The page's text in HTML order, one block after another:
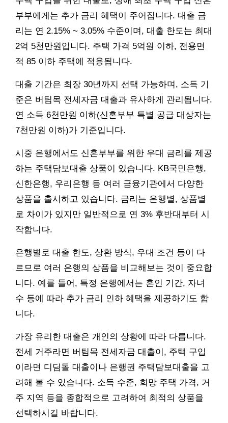
부부에게는 추가 금리 혜택이 주어집니다. 대출 금
리는 연 2.15% ~ 3.05% 수준이며, 대출 한도는 최대
2억 5천만원입니다. 주택 가격 5억원 이하, 전용면
적 85 이하 주택에 적용됩니다.
대출 기간은 최장 30년까지 선택 가능하며, 소득 기
준은 버팀목 전세자금 대출과 유사하게 관리됩니다.
연 소득 6천만원 이하(신혼부부 특별 공급 대상자는
7천만원 이하)가 기준입니다.
시중 은행에서도 신혼부부를 위한 우대 금리를 제공
하는 주택담보대출 상품이 있습니다. KB국민은행,
신한은행, 우리은행 등 여러 금융기관에서 다양한
상품을 출시하고 있습니다. 금리는 은행별, 상품별
로 차이가 있지만 일반적으로 연 3% 후반대부터 시
작합니다.
은행별로 대출 한도, 상환 방식, 우대 조건 등이 다
르므로 여러 은행의 상품을 비교해보는 것이 중요합
니다. 예를 들어, 특정 은행에서는 혼인 기간, 자녀
수 등에 따라 추가 금리 인하 혜택을 제공하기도 합
니다.
가장 유리한 대출은 개인의 상황에 따라 다릅니다.
전세 거주라면 버팀목 전세자금 대출이, 주택 구입
이라면 디딤돌 대출이나 은행권 주택담보대출을 고
려해 볼 수 있습니다. 소득 수준, 희망 주택 가격, 거
주 지역 등을 종합적으로 고려하여 최적의 상품을
선택하시길 바랍니다.